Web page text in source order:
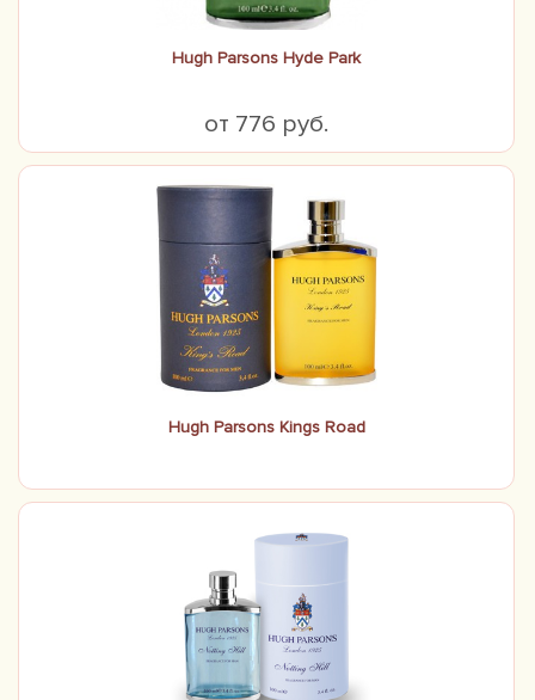
Hugh Parsons Hyde Park
от 776 руб.
Hugh Parsons Kings Road